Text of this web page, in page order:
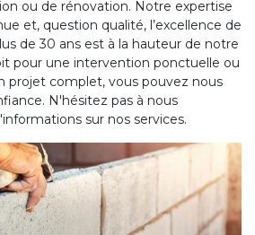
ou de rénovation. Notre expertise
et, question qualité, l’excellence de
de 30 ans est à la hauteur de notre
pour une intervention ponctuelle ou
projet complet, vous pouvez nous
N'hésitez pas à nous
sur nos services.